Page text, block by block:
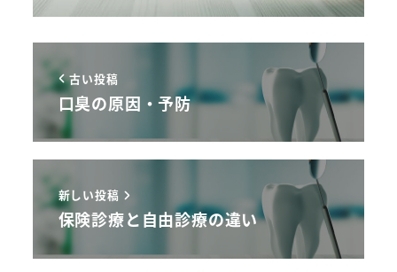
古い投稿
口臭の原因・予防
新しい投稿
保険診療と自由診療の違い